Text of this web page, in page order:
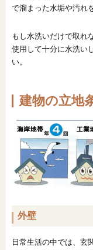
で溜まった水垢や汚れ
もし水洗いだけで取れ
使用して十分に水洗い
い。
建物の立地
外壁
日常生活の中では、玄